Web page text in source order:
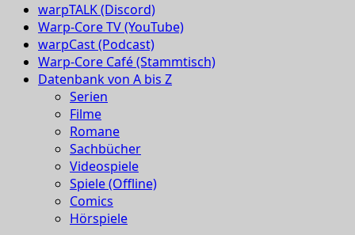
warpTALK (Discord)
Warp-Core TV (YouTube)
warpCast (Podcast)
Warp-Core Café (Stammtisch)
Datenbank von A bis Z
Serien
Filme
Romane
Sachbücher
Videospiele
Spiele (Offline)
Comics
Hörspiele